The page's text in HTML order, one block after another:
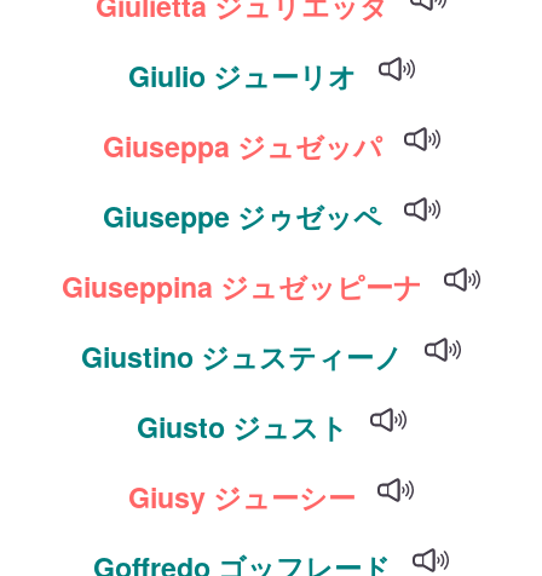
Giulio ジューリオ
Giuseppa ジュゼッパ
Giuseppe ジゥゼッペ
Giuseppina ジュゼッピーナ
Giustino ジュスティーノ
Giusto ジュスト
Giusy ジューシー
Goffredo ゴッフレード